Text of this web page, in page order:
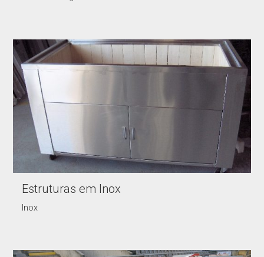
Estruturas em Inox
Inox